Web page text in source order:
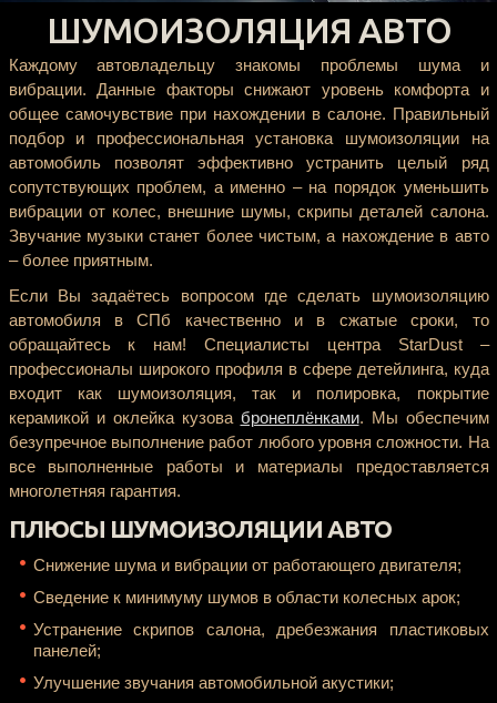
ШУМОИЗОЛЯЦИЯ АВТО
Каждому автовладельцу знакомы проблемы шума и
вибрации. Данные факторы снижают уровень комфорта и
общее самочувствие при нахождении в салоне. Правильный
подбор и профессиональная установка шумоизоляции на
автомобиль позволят эффективно устранить целый ряд
сопутствующих проблем, а именно – на порядок уменьшить
вибрации от колес, внешние шумы, скрипы деталей салона.
Звучание музыки станет более чистым, а нахождение в авто
– более приятным.
Если Вы задаётесь вопросом где сделать шумоизоляцию
автомобиля в СПб качественно и в сжатые сроки, то
обращайтесь к нам! Специалисты центра StarDust –
профессионалы широкого профиля в сфере детейлинга, куда
входит как шумоизоляция, так и полировка, покрытие
керамикой и оклейка кузова бронеплёнками. Мы обеспечим
безупречное выполнение работ любого уровня сложности. На
все выполненные работы и материалы предоставляется
многолетняя гарантия.
ПЛЮСЫ ШУМОИЗОЛЯЦИИ АВТО
Снижение шума и вибрации от работающего двигателя;
Сведение к минимуму шумов в области колесных арок;
Устранение скрипов салона, дребезжания пластиковых
панелей;
Улучшение звучания автомобильной акустики;